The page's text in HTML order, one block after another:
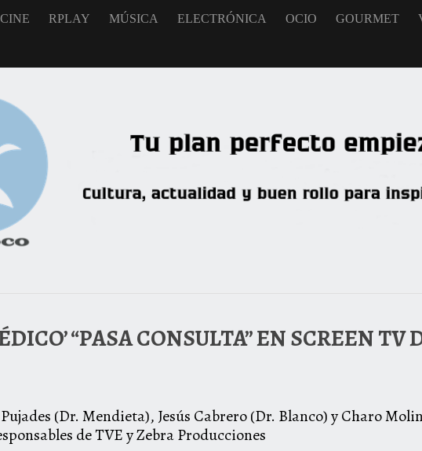
CINE RPLAY MÚSICA ELECTRÓNICA OCIO GOURMET
“PASA CONSULTA” EN SCREEN TV
(Dr. Mendieta), Jesús Cabrero (Dr. Blanco) y Charo
de TVE y Zebra Producciones